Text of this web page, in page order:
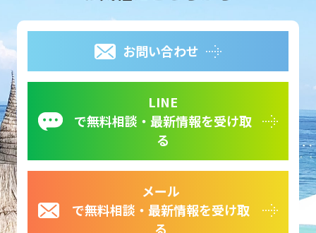
お問い合わせ
LINE
で無料相談・最新情報を受け取
る
メール
で無料相談・最新情報を受け取
る